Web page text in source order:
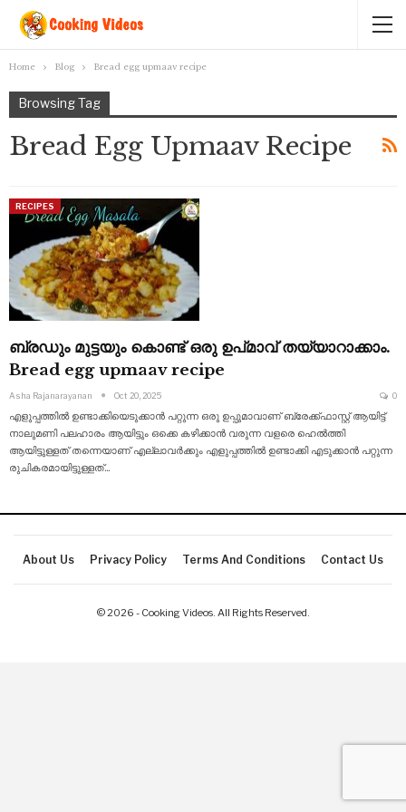
Home Blog Bread egg upmaav recipe
Browsing Tag
Bread Egg Upmaav Recipe
RECIPES
ബ്രഡും മുട്ടയും കൊണ്ട് ഒരു ഉപ്മാവ് തയ്യാറാക്കാം.
Bread egg upmaav recipe
Asha Rajanarayanan Oct 20, 2025 0
എളുപ്പത്തിൽ ഉണ്ടാക്കിയെടുക്കാൻ പറ്റുന്ന ഒരു ഉപ്പുമാവാണ് ബ്രേക്ക്ഫാസ്റ്റ് ആയിട്ട്
നാലുമണി പലഹാരം ആയിട്ടും ഒക്കെ കഴിക്കാൻ വരുന്ന വളരെ ഹെൽത്തി
ആയിട്ടുള്ളത് തന്നെയാണ് എല്ലാവർക്കും എളുപ്പത്തിൽ ഉണ്ടാക്കി എടുക്കാൻ പറ്റുന്ന
രുചികരമായിട്ടുള്ളത്…
About Us Privacy Policy Terms And Conditions Contact Us
© 2026 - Cooking Videos. All Rights Reserved.